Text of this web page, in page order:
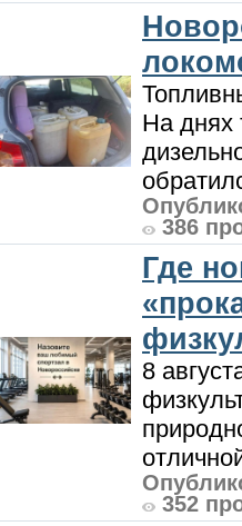
На днях
386
Где
8
352